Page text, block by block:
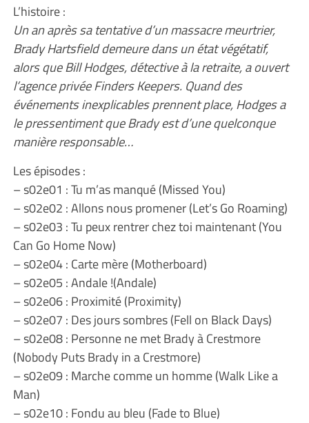
L’histoire :
Un an après sa tentative d’un massacre meurtrier,
Brady Hartsfield demeure dans un état végétatif,
alors que Bill Hodges, détective à la retraite, a ouvert
l’agence privée Finders Keepers. Quand des
événements inexplicables prennent place, Hodges a
le pressentiment que Brady est d’une quelconque
manière responsable…
Les épisodes :
– s02e01 : Tu m’as manqué (Missed You)
– s02e02 : Allons nous promener (Let’s Go Roaming)
– s02e03 : Tu peux rentrer chez toi maintenant (You
Can Go Home Now)
– s02e04 : Carte mère (Motherboard)
– s02e05 : Andale !(Andale)
– s02e06 : Proximité (Proximity)
– s02e07 : Des jours sombres (Fell on Black Days)
– s02e08 : Personne ne met Brady à Crestmore
(Nobody Puts Brady in a Crestmore)
– s02e09 : Marche comme un homme (Walk Like a
Man)
– s02e10 : Fondu au bleu (Fade to Blue)